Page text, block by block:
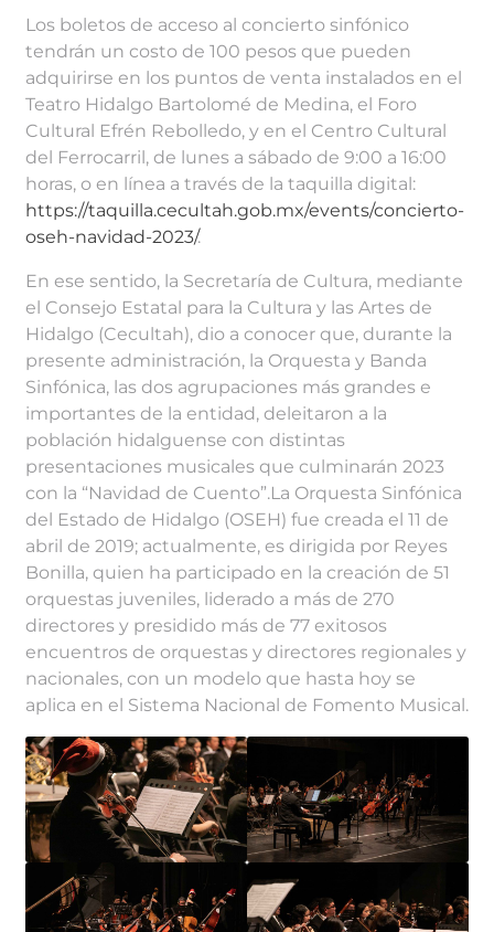
Los boletos de acceso al concierto sinfónico
tendrán un costo de 100 pesos que pueden
adquirirse en los puntos de venta instalados en el
Teatro Hidalgo Bartolomé de Medina, el Foro
Cultural Efrén Rebolledo, y en el Centro Cultural
del Ferrocarril, de lunes a sábado de 9:00 a 16:00
horas, o en línea a través de la taquilla digital:
https://taquilla.cecultah.gob.mx/events/concierto-
oseh-navidad-2023/.
En ese sentido, la Secretaría de Cultura, mediante
el Consejo Estatal para la Cultura y las Artes de
Hidalgo (Cecultah), dio a conocer que, durante la
presente administración, la Orquesta y Banda
Sinfónica, las dos agrupaciones más grandes e
importantes de la entidad, deleitaron a la
población hidalguense con distintas
presentaciones musicales que culminarán 2023
con la “Navidad de Cuento”.La Orquesta Sinfónica
del Estado de Hidalgo (OSEH) fue creada el 11 de
abril de 2019; actualmente, es dirigida por Reyes
Bonilla, quien ha participado en la creación de 51
orquestas juveniles, liderado a más de 270
directores y presidido más de 77 exitosos
encuentros de orquestas y directores regionales y
nacionales, con un modelo que hasta hoy se
aplica en el Sistema Nacional de Fomento Musical.